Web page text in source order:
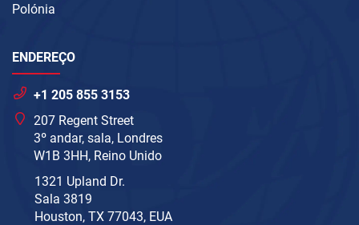
Polónia
ENDEREÇO
+1 205 855 3153
207 Regent Street
3º andar, sala, Londres
W1B 3HH, Reino Unido
1321 Upland Dr.
Sala 3819
Houston, TX 77043, EUA